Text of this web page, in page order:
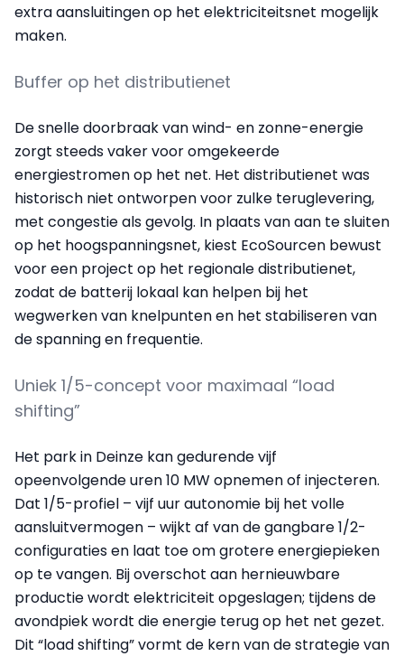
extra aansluitingen op het elektriciteitsnet mogelijk
maken.
Buffer op het distributienet
De snelle doorbraak van wind- en zonne-energie
zorgt steeds vaker voor omgekeerde
energiestromen op het net. Het distributienet was
historisch niet ontworpen voor zulke teruglevering,
met congestie als gevolg. In plaats van aan te sluiten
op het hoogspanningsnet, kiest EcoSourcen bewust
voor een project op het regionale distributienet,
zodat de batterij lokaal kan helpen bij het
wegwerken van knelpunten en het stabiliseren van
de spanning en frequentie.
Uniek 1/5-concept voor maximaal “load
shifting”
Het park in Deinze kan gedurende vijf
opeenvolgende uren 10 MW opnemen of injecteren.
Dat 1/5-profiel – vijf uur autonomie bij het volle
aansluitvermogen – wijkt af van de gangbare 1/2-
configuraties en laat toe om grotere energiepieken
op te vangen. Bij overschot aan hernieuwbare
productie wordt elektriciteit opgeslagen; tijdens de
avondpiek wordt die energie terug op het net gezet.
Dit “load shifting” vormt de kern van de strategie van